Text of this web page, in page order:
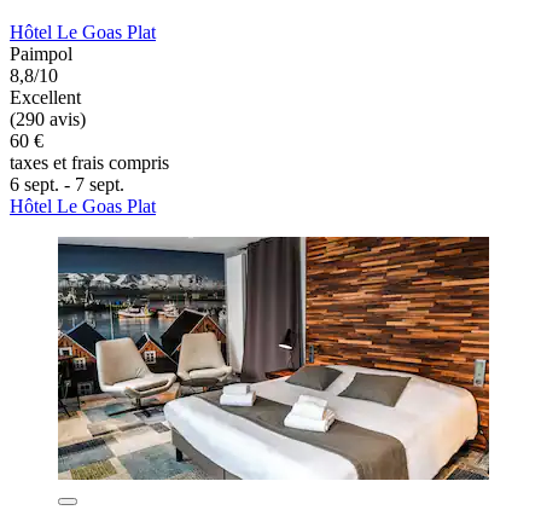
Hôtel Le Goas Plat
Paimpol
8,8/10
Excellent
(290 avis)
60 €
taxes et frais compris
6 sept. - 7 sept.
Hôtel Le Goas Plat